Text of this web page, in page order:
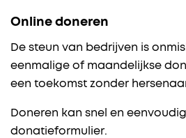
Online doneren
De steun van bedrijven is
eenmalige of maandelijkse
een toekomst zonder
Doneren kan snel en
donatieformulier.